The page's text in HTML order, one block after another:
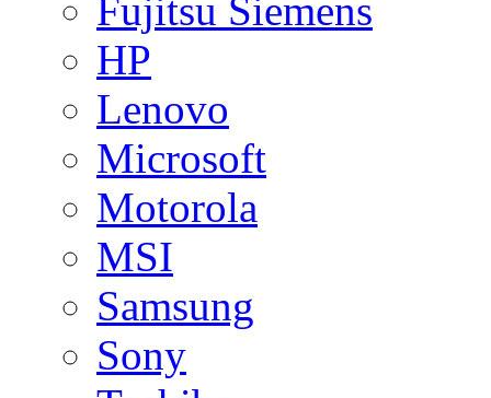
Fujitsu Siemens
HP
Lenovo
Microsoft
Motorola
MSI
Samsung
Sony